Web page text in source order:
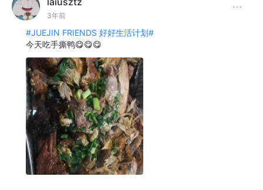
3年前
#JUEJIN FRIENDS 好好生活计划#
今天吃手撕鸭😋😋😋